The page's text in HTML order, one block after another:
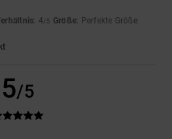
: 4/5 Größe: Perfekte Größe
5/5